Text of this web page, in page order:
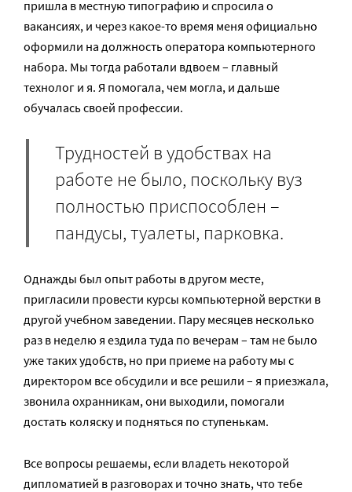
пришла в местную типографию и спросила о
вакансиях, и через какое-то время меня официально
оформили на должность оператора компьютерного
набора. Мы тогда работали вдвоем – главный
технолог и я. Я помогала, чем могла, и дальше
обучалась своей профессии.
Трудностей в удобствах на
работе не было, поскольку вуз
полностью приспособлен –
пандусы, туалеты, парковка.
Однажды был опыт работы в другом месте,
пригласили провести курсы компьютерной верстки в
другой учебном заведении. Пару месяцев несколько
раз в неделю я ездила туда по вечерам – там не было
уже таких удобств, но при приеме на работу мы с
директором все обсудили и все решили – я приезжала,
звонила охранникам, они выходили, помогали
достать коляску и подняться по ступенькам.
Все вопросы решаемы, если владеть некоторой
дипломатией в разговорах и точно знать, что тебе